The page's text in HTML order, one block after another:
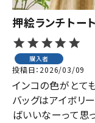
押絵ランチトート
購入者
投稿日 2026/03/09
インコの色がとて
バッグはアイボリ
ばいいなーって思